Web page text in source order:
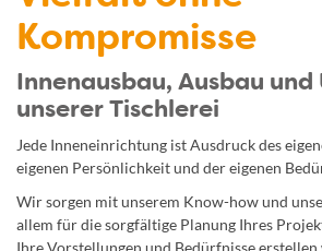
Kompromisse
Innenausbau, Ausbau
unserer Tischlerei
Jede Inneneinrichtung ist Ausdruck des
eigenen Persönlichkeit und der eigenen
Wir sorgen mit unserem Know-how und
allem für die sorgfältige Planung Ihres